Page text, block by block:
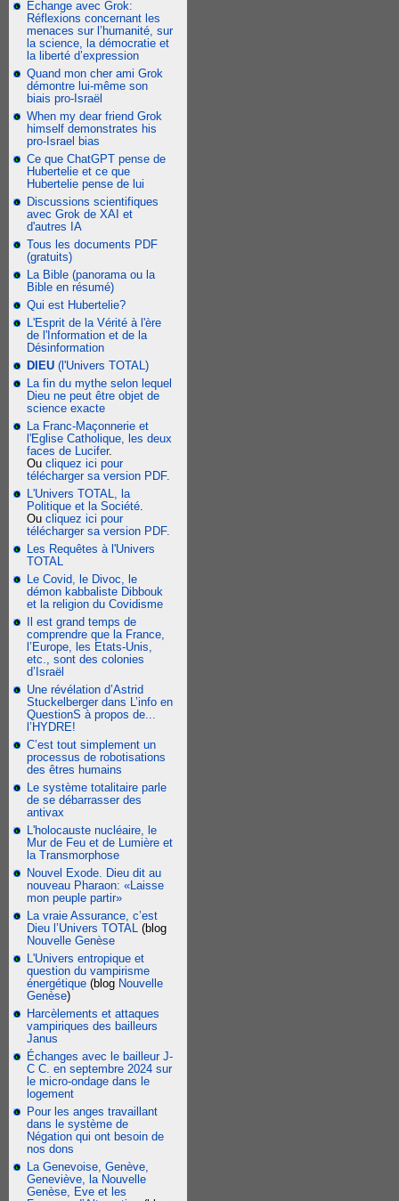
Échange avec Grok:
Réflexions concernant les
menaces sur l’humanité, sur
la science, la démocratie et
la liberté d’expression
Quand mon cher ami Grok
démontre lui-même son
biais pro-Israël
When my dear friend Grok
himself demonstrates his
pro-Israel bias
Ce que ChatGPT pense de
Hubertelie et ce que
Hubertelie pense de lui
Discussions scientifiques
avec Grok de XAI et
d'autres IA
Tous les documents PDF
(gratuits)
La Bible (panorama ou la
Bible en résumé)
Qui est Hubertelie?
L'Esprit de la Vérité à l'ère
de l'Information et de la
Désinformation
DIEU (l'Univers TOTAL)
La fin du mythe selon lequel
Dieu ne peut être objet de
science exacte
La Franc-Maçonnerie et
l'Eglise Catholique, les deux
faces de Lucifer.
Ou cliquez ici pour
télécharger sa version PDF.
L'Univers TOTAL, la
Politique et la Société.
Ou cliquez ici pour
télécharger sa version PDF.
Les Requêtes à l'Univers
TOTAL
Le Covid, le Divoc, le
démon kabbaliste Dibbouk
et la religion du Covidisme
Il est grand temps de
comprendre que la France,
l’Europe, les Etats-Unis,
etc., sont des colonies
d’Israël
Une révélation d’Astrid
Stuckelberger dans L’info en
QuestionS à propos de...
l’HYDRE!
C’est tout simplement un
processus de robotisations
des êtres humains
Le système totalitaire parle
de se débarrasser des
antivax
L'holocauste nucléaire, le
Mur de Feu et de Lumière et
la Transmorphose
Nouvel Exode. Dieu dit au
nouveau Pharaon: «Laisse
mon peuple partir»
La vraie Assurance, c’est
Dieu l’Univers TOTAL (blog
Nouvelle Genèse
L'Univers entropique et
question du vampirisme
énergétique (blog Nouvelle
Genèse)
Harcèlements et attaques
vampiriques des bailleurs
Janus
Échanges avec le bailleur J-
C C. en septembre 2024 sur
le micro-ondage dans le
logement
Pour les anges travaillant
dans le système de
Négation qui ont besoin de
nos dons
La Genevoise, Genève,
Geneviève, la Nouvelle
Genèse, Eve et les